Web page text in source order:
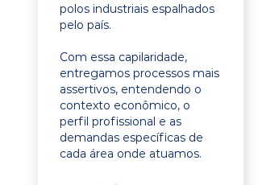
polos industriais espalhados
pelo país.
Com essa capilaridade,
entregamos processos mais
assertivos, entendendo o
contexto econômico, o
perfil profissional e as
demandas específicas de
cada área onde atuamos.